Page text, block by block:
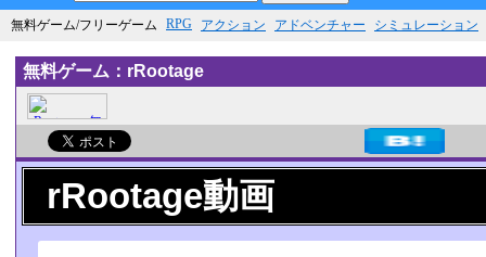
無料ゲーム/フリーゲーム RPG アクション アドベンチャー シミュレーション
無料ゲーム：rRootage
rRootage動画